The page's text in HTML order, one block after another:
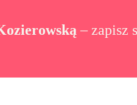
– zapisz